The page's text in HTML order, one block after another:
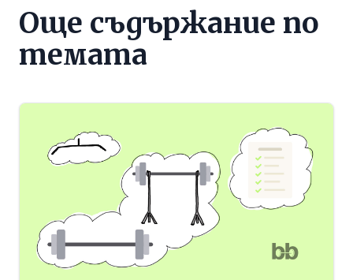
Още съдържание по
темата